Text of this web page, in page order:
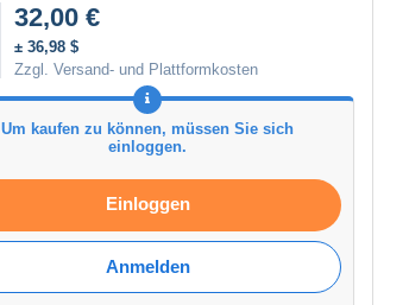
32,00 €
± 36,98 $
Zzgl. Versand- und Plattformkosten
Um kaufen zu können, müssen Sie sich
einloggen.
Einloggen
Anmelden